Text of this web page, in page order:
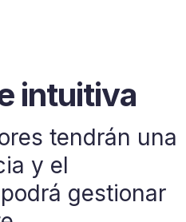
intuitiva
tendrán una
y el
gestionar
estable y
necesidades,
que
entre sí
ecosistema de
interactúan